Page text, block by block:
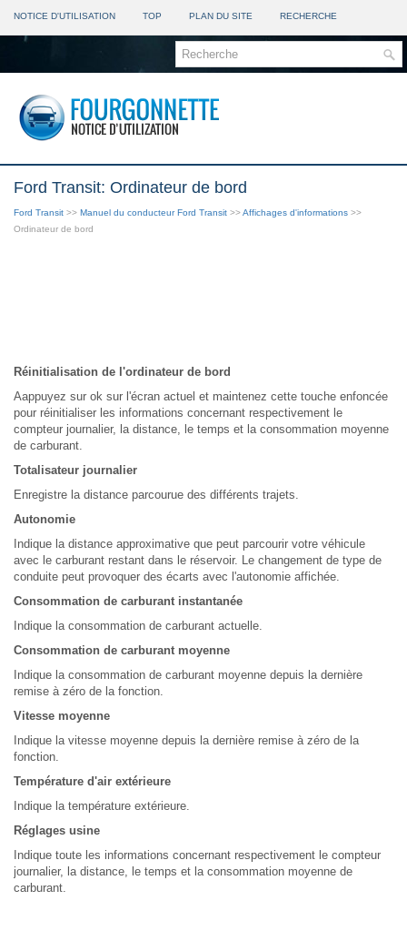
NOTICE D'UTILISATION TOP PLAN DU SITE RECHERCHE
Ford Transit: Ordinateur de bord
Ford Transit >> Manuel du conducteur Ford Transit >>Affichages d'informations >>
Ordinateur de bord
Réinitialisation de l'ordinateur de bord
Aappuyez sur ok sur l'écran actuel et maintenez cette touche enfoncée
pour réinitialiser les informations concernant respectivement le
compteur journalier, la distance, le temps et la consommation moyenne
de carburant.
Totalisateur journalier
Enregistre la distance parcourue des différents trajets.
Autonomie
Indique la distance approximative que peut parcourir votre véhicule
avec le carburant restant dans le réservoir. Le changement de type de
conduite peut provoquer des écarts avec l'autonomie affichée.
Consommation de carburant instantanée
Indique la consommation de carburant actuelle.
Consommation de carburant moyenne
Indique la consommation de carburant moyenne depuis la dernière
remise à zéro de la fonction.
Vitesse moyenne
Indique la vitesse moyenne depuis la dernière remise à zéro de la
fonction.
Température d'air extérieure
Indique la température extérieure.
Réglages usine
Indique toute les informations concernant respectivement le compteur
journalier, la distance, le temps et la consommation moyenne de
carburant.